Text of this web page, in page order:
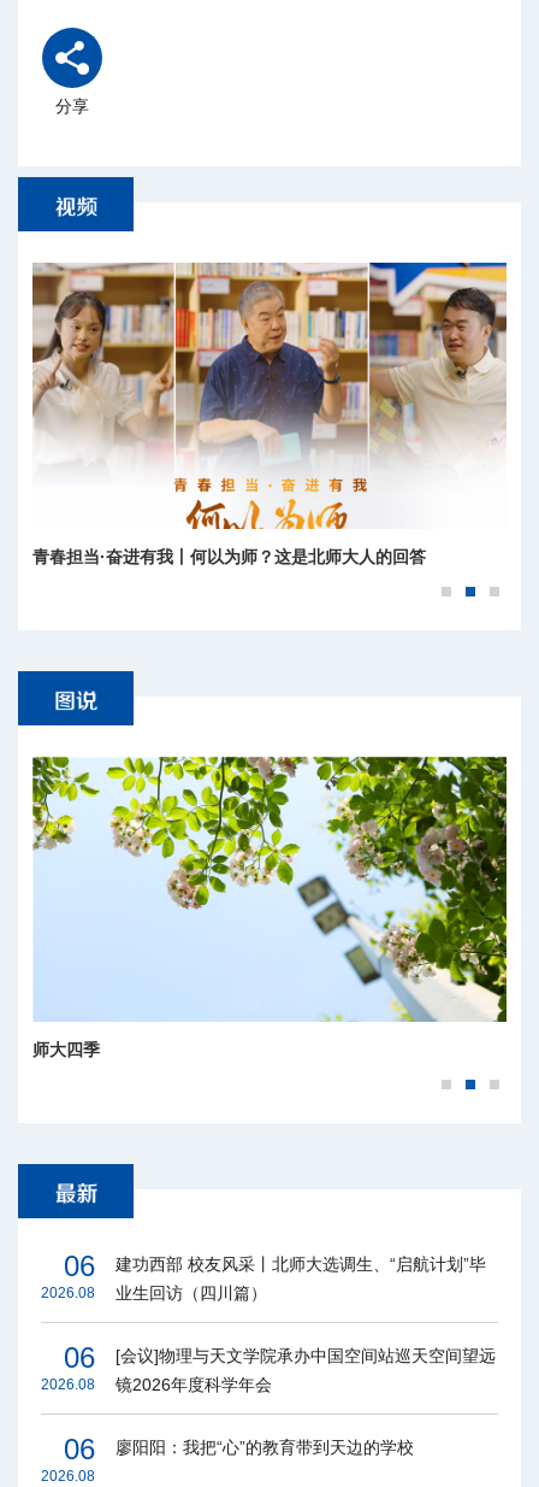
分享
青春担当·奋进有我丨何以为师？这是北师大人的回答
北京师范大学2026年运动会
师大四季
百廿京师，樱花正盛
06
2026.08
建功西部 校友风采丨北师大选调生、“启航计划”毕
业生回访（四川篇）
06
2026.08
[会议]物理与天文学院承办中国空间站巡天空间望远
镜2026年度科学年会
06
2026.08
廖阳阳：我把“心”的教育带到天边的学校